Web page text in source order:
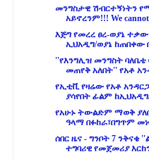
መንግስታዊ ሽብርተኝነትን
አይኖረንም!!! We cannot
እጅግ የመረረ ፀረ-ወያኔ
ኢህአዲግ/ወያኔ ከጠበቀው
''የእንግሊዝ መንግስት
መጠየቅ አለበት'' የአቶ
የኢቲቪ የዛሬው የአቶ
ያሳየበት ፊልም
የአሁኑ ትውልድም ማወቅ
ዓላማ በፉከራ፣በግጥም
ሰበር ዜና - ግንቦት 7 ንቅናቄ
ተግባሪዊ የመጀመሪያ